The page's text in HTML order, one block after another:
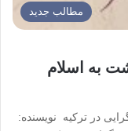
مطالب جدید
به اسلام
در ترکیه نویسنده: